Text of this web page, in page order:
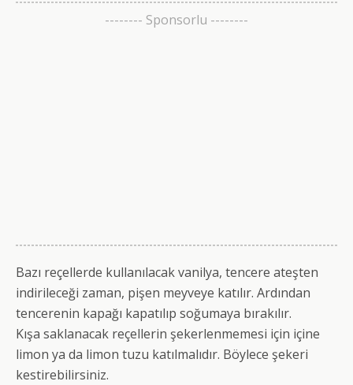
-------- Sponsorlu --------
Bazı reçellerde kullanılacak vanilya, tencere ateşten
indirileceği zaman, pişen meyveye katılır. Ardından
tencerenin kapağı kapatılıp soğumaya bırakılır.
Kışa saklanacak reçellerin şekerlenmemesi için içine
limon ya da limon tuzu katılmalıdır. Böylece şekeri
kestirebilirsiniz.